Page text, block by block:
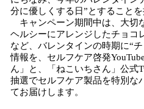
分に優しくする日”とすることを
キャンペーン期間中は、大切
ヘルシーにアレンジしたチョコ
など、バレンタインの時期に“
情報を、セルフケア啓発
ん」と、「ねこいちさん」公式
抽選でセルフケア製品を特別な
てお届けします。